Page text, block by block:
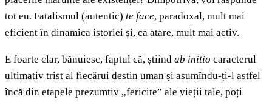
tot eu. Fatalismul (autentic) te face, paradoxal, mult mai
eficient în dinamica istoriei și, ca atare, mult mai activ.
E foarte clar, bănuiesc, faptul că, știind ab initio caracterul
ultimativ trist al fiecărui destin uman și asumîndu-ți-l astfel
încă din etapele prezumtiv „fericite” ale vieții tale, poți